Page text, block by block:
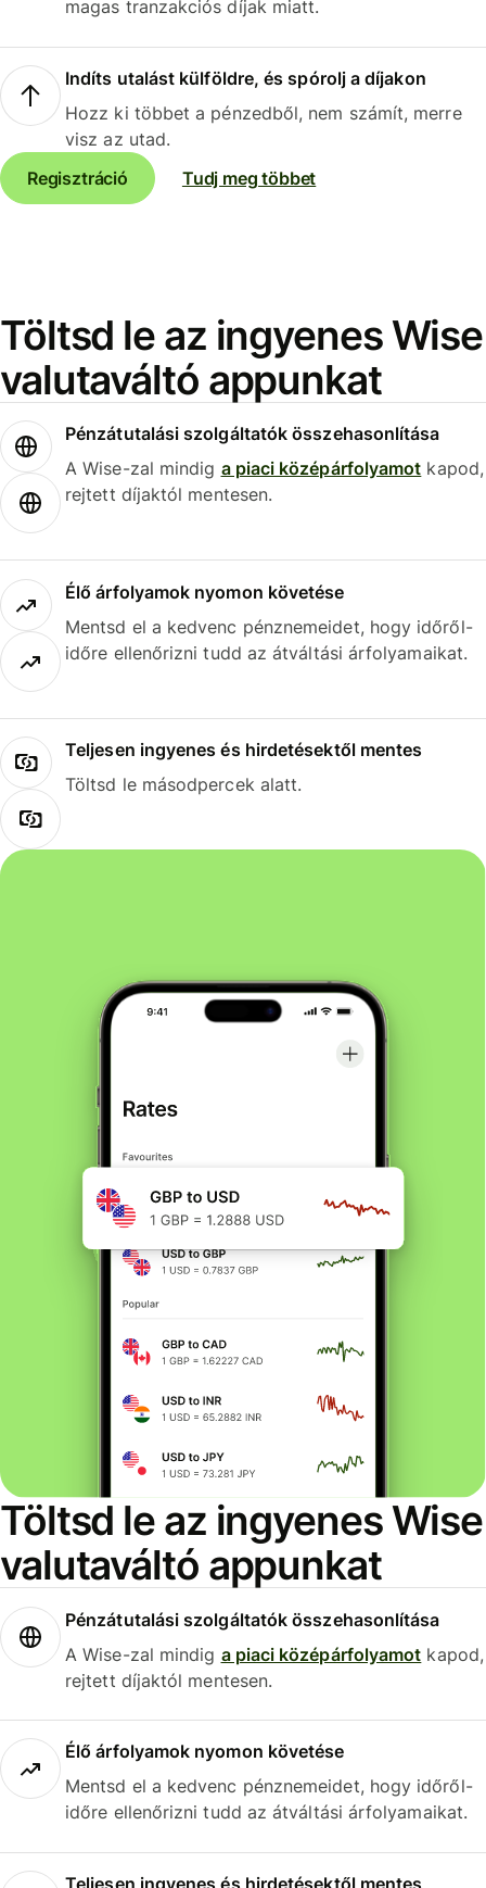
magas tranzakciós díjak miatt.
Indíts utalást külföldre, és spórolj a díjakon
Hozz ki többet a pénzedből, nem számít, merre
visz az utad.
Regisztráció
Tudj meg többet
Töltsd le az ingyenes Wise
valutaváltó appunkat
Pénzátutalási szolgáltatók összehasonlítása
A Wise-zal mindig a piaci középárfolyamot kapod,
rejtett díjaktól mentesen.
Élő árfolyamok nyomon követése
Mentsd el a kedvenc pénznemeidet, hogy időről-
időre ellenőrizni tudd az átváltási árfolyamaikat.
Teljesen ingyenes és hirdetésektől mentes
Töltsd le másodpercek alatt.
Töltsd le az ingyenes Wise
valutaváltó appunkat
Pénzátutalási szolgáltatók összehasonlítása
A Wise-zal mindig a piaci középárfolyamot kapod,
rejtett díjaktól mentesen.
Élő árfolyamok nyomon követése
Mentsd el a kedvenc pénznemeidet, hogy időről-
időre ellenőrizni tudd az átváltási árfolyamaikat.
Teljesen ingyenes és hirdetésektől mentes